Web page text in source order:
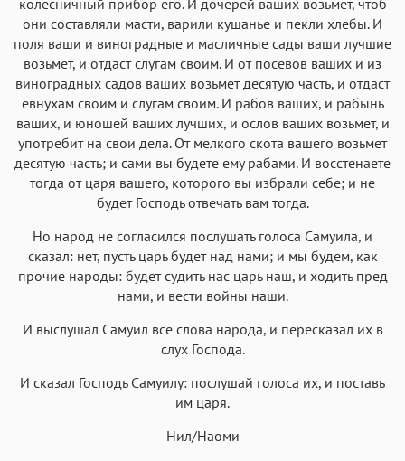
они составляли масти, варили кушанье и пекли хлебы. И
поля ваши и виноградные и масличные сады ваши лучшие
возьмет, и отдаст слугам своим. И от посевов ваших и из
виноградных садов ваших возьмет десятую часть, и отдаст
евнухам своим и слугам своим. И рабов ваших, и рабынь
ваших, и юношей ваших лучших, и ослов ваших возьмет, и
употребит на свои дела. От мелкого скота вашего возьмет
десятую часть; и сами вы будете ему рабами. И восстенаете
тогда от царя вашего, которого вы избрали себе; и не
будет Господь отвечать вам тогда.
Но народ не согласился послушать голоса Самуила, и
сказал: нет, пусть царь будет над нами; и мы будем, как
прочие народы: будет судить нас царь наш, и ходить пред
нами, и вести войны наши.
И выслушал Самуил все слова народа, и пересказал их в
слух Господа.
И сказал Господь Самуилу: послушай голоса их, и поставь
им царя.
Нил/Наоми